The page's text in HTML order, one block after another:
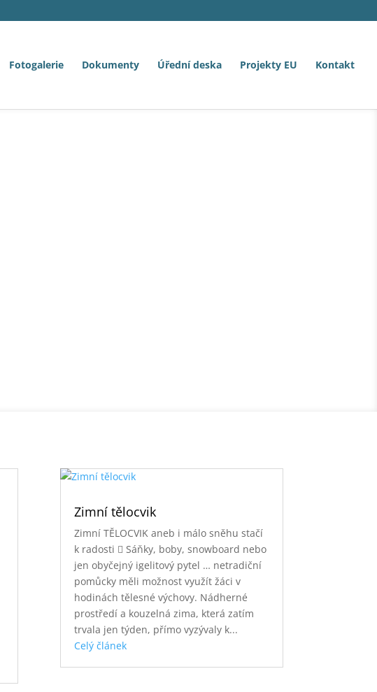
Fotogalerie Dokumenty Úřední deska Projekty EU Kontakt
Zimní tělocvik
Zimní TĚLOCVIK aneb i málo sněhu stačí
k radosti  Sáňky, boby, snowboard nebo
jen obyčejný igelitový pytel … netradiční
pomůcky měli možnost využít žáci v
hodinách tělesné výchovy. Nádherné
prostředí a kouzelná zima, která zatím
trvala jen týden, přímo vyzývaly k...
Celý článek